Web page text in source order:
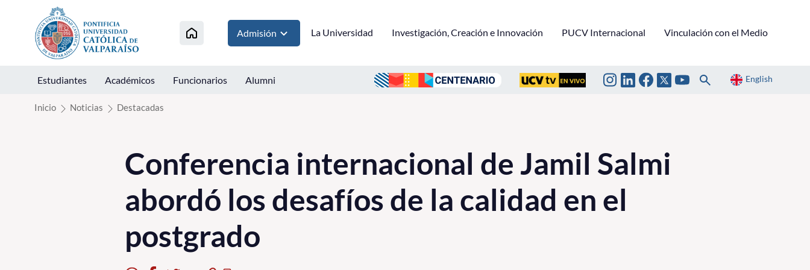
Click acá para ir directamente al contenido
Admisión La Universidad Investigación, Creación e Innovación PUCV Internacional Vinculación con el Medio
Estudiantes Académicos Funcionarios Alumni English
Inicio Noticias Destacadas
Conferencia internacional de Jamil Salmi
abordó los desafíos de la calidad en el
postgrado